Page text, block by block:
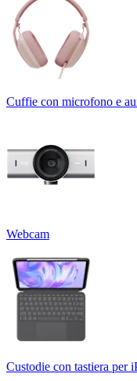
Cuffie con microfono e
Webcam
Custodie con tastiera per